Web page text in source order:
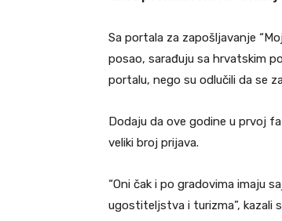
Sa portala za zapošljavanje
posao, sarađuju sa hrvatskim
portalu, nego su odlučili da se
Dodaju da ove godine u prvoj
veliki broj prijava.
“Oni čak i po gradovima imaju
ugostiteljstva i turizma”, kazali